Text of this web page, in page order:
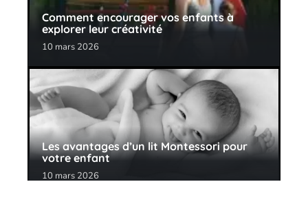
Comment encourager vos enfants à
explorer leur créativité
10 mars 2026
Les avantages d’un lit Montessori pour
votre enfant
10 mars 2026